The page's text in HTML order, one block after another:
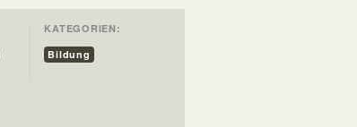
KATEGORIEN:
Bildung